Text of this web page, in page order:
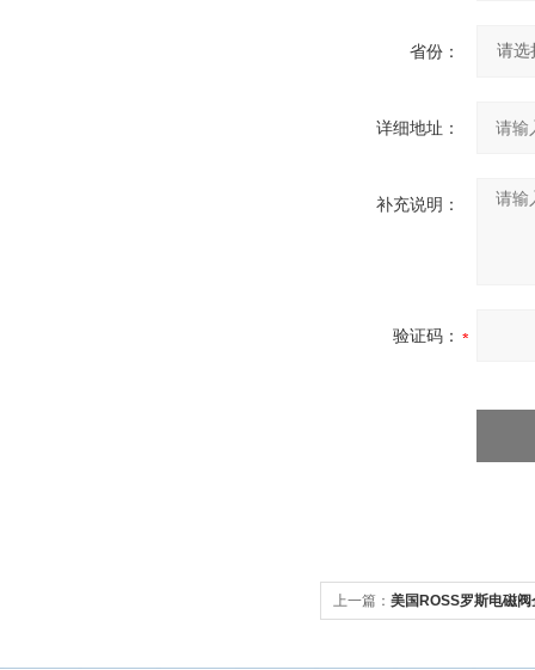
省份：
详细地址：
补充说明：
验证码：
上一篇： 美国ROSS罗斯电磁